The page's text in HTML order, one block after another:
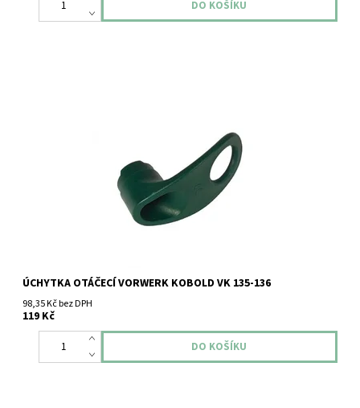
ÚCHYTKA OTÁČECÍ VORWERK KOBOLD VK 135-136
98,35 Kč bez DPH
119 Kč